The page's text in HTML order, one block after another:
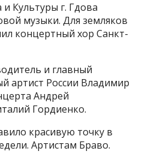
Культуры г. Гдова
музыки. Для земляков
концертный хор Санкт-
и главный
артист России Владимир
Андрей
Гордиенко.
красивую точку в
Артистам Браво.